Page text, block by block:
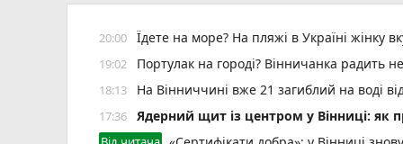
20:00 Їдете на море? На пляжі в Україні жінку
19:02 Портулак на городі? Вінничанка радить
18:13 На Вінниччині вже 21 загиблий на воді
17:36 Ядерний щит із центром у Вінниці: як